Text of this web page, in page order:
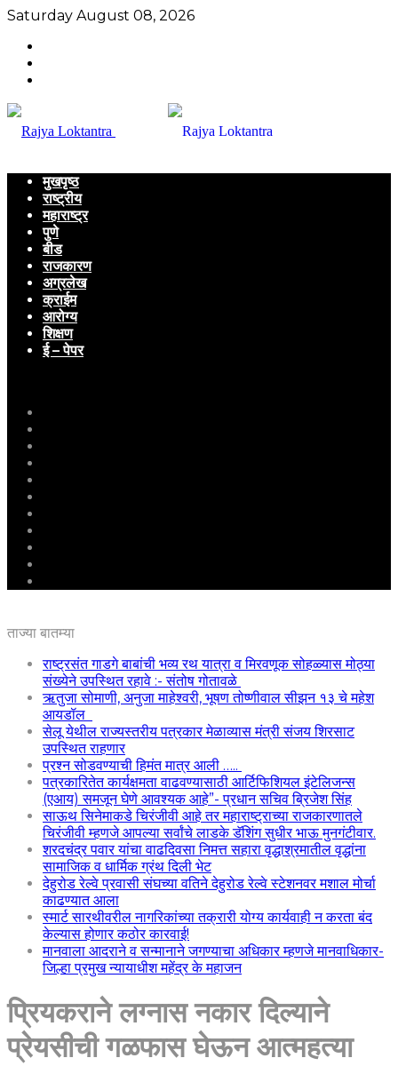
Saturday August 08, 2026
मुखपृष्ठ
राष्ट्रीय
महाराष्ट्र
पुणे
बीड
राजकारण
अग्रलेख
क्राईम
आरोग्य
शिक्षण
ई – पेपर
ताज्या बातम्या
राष्ट्रसंत गाडगे बाबांची भव्य रथ यात्रा व मिरवणूक सोहळ्यास मोठ्या
संख्येने उपस्थित रहावे :- संतोष गोतावळे
ऋतुजा सोमाणी, अनुजा माहेश्वरी, भूषण तोष्णीवाल सीझन १३ चे महेश
आयडॉल
सेलू येथील राज्यस्तरीय पत्रकार मेळाव्यास मंत्री संजय शिरसाट
उपस्थित राहणार
प्रश्न सोडवण्याची हिमंत मात्र आली …..
पत्रकारितेत कार्यक्षमता वाढवण्यासाठी आर्टिफिशियल इंटेलिजन्स
(एआय) समजून घेणे आवश्यक आहे”- प्रधान सचिव ब्रिजेश सिंह
साऊथ सिनेमाकडे चिरंजीवी आहे तर महाराष्ट्राच्या राजकारणातले
चिरंजीवी म्हणजे आपल्या सर्वांचे लाडके डॅशिंग सुधीर भाऊ मुनगंटीवार.
शरदचंद्र पवार यांचा वाढदिवसा निमत्त सहारा वृद्धाश्रमातील वृद्धांना
सामाजिक व धार्मिक ग्रंथ दिली भेट
देहुरोड रेल्वे प्रवासी संघच्या वतिने देहुरोड रेल्वे स्टेशनवर मशाल मोर्चा
काढण्यात आला
स्मार्ट सारथीवरील नागरिकांच्या तक्रारी योग्य कार्यवाही न करता बंद
केल्यास होणार कठोर कारवाई!
मानवाला आदराने व सन्मानाने जगण्याचा अधिकार म्हणजे मानवाधिकार-
जिल्हा प्रमुख न्यायाधीश महेंद्र के महाजन
प्रियकराने लग्नास नकार दिल्याने
प्रेयसीची गळफास घेऊन आत्महत्या